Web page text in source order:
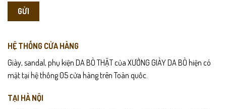
HỆ THỐNG CỬA HÀNG
Giày, sandal, phụ kiện DA BÒ THẬT của XƯỞNG GIÀY DA BÒ hiện có
mặt tại hệ thống 05 cửa hàng trên Toàn quốc.
TẠI HÀ NỘI